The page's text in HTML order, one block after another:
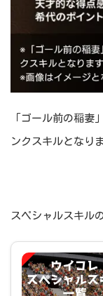
「ゴール前の稲妻
ンクスキルとなりま
スペシャルスキル